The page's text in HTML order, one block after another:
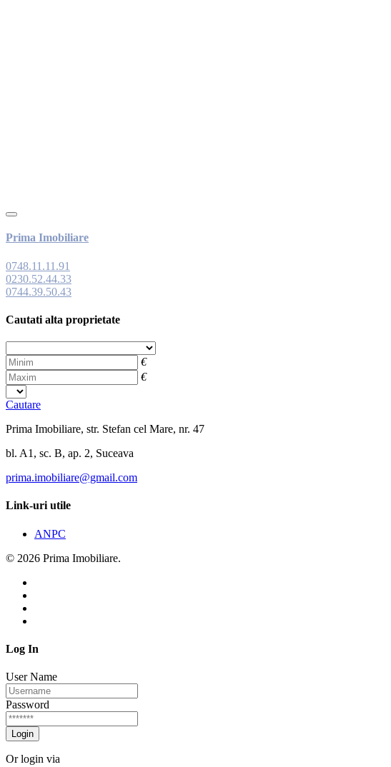
Prima Imobiliare
0748.11.11.91
0230.52.44.33
0744.39.50.43
Cautati alta proprietate
Cautare
Prima Imobiliare, str. Stefan cel Mare, nr. 47
bl. A1, sc. B, ap. 2, Suceava
prima.imobiliare@gmail.com
Link-uri utile
ANPC
© 2026 Prima Imobiliare.
Log In
User Name
Password
Login
Or login via